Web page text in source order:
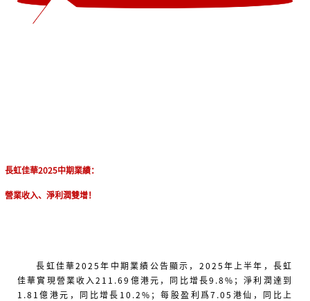
1
長虹佳華2025中期業績：
營業收入、淨利潤雙增！
長虹佳華2025年中期業績公告顯示，2025年上半年，長虹
佳華實現營業收入211.69億港元，同比增長9.8%；淨利潤達到
1.81億港元，同比增長10.2%；每股盈利爲7.05港仙，同比上